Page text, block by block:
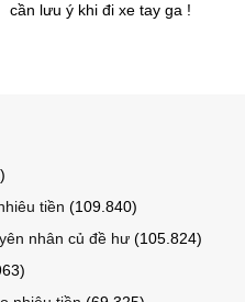
cần lưu ý khi đi xe tay ga !
tiền (109.840)
nhân củ đề hư (105.824)